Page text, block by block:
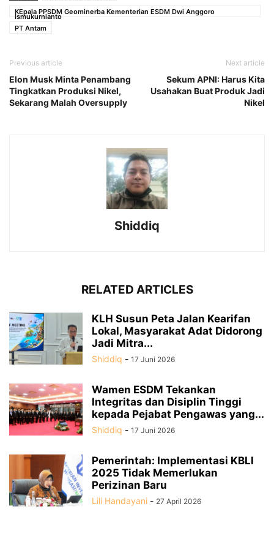
KEpala PPSDM Geominerba Kementerian ESDM Dwi Anggoro
Ismukurnianto
PT Antam
Previous article
Elon Musk Minta Penambang
Tingkatkan Produksi Nikel,
Sekarang Malah Oversupply
Next article
Sekum APNI: Harus Kita
Usahakan Buat Produk Jadi
Nikel
Shiddiq
RELATED ARTICLES
KLH Susun Peta Jalan Kearifan
Lokal, Masyarakat Adat Didorong
Jadi Mitra...
Shiddiq - 17 Juni 2026
Wamen ESDM Tekankan
Integritas dan Disiplin Tinggi
kepada Pejabat Pengawas yang...
Shiddiq - 17 Juni 2026
Pemerintah: Implementasi KBLI
2025 Tidak Memerlukan
Perizinan Baru
Lili Handayani - 27 April 2026